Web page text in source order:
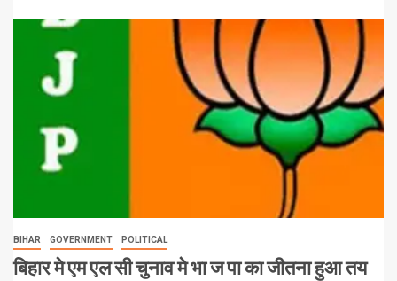
BIHAR GOVERNMENT POLITICAL
बिहार मे एम एल सी चुनाव मे भा ज पा का जीतना हुआ तय